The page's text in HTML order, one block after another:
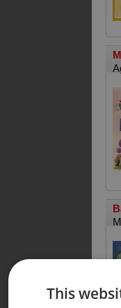
This